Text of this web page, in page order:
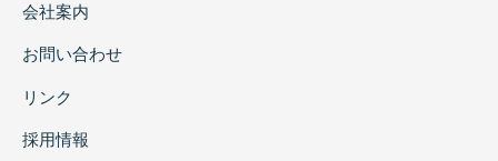
会社案内
お問い合わせ
リンク
採用情報